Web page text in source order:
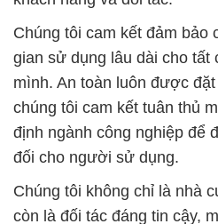
Chúng tôi cam kết đảm bảo
gian sử dụng lâu dài cho tất
mình. An toàn luôn được
chúng tôi cam kết tuân thủ
định ngành công nghiệp để
đối cho người sử dụng.
Chúng tôi không chỉ là nhà
còn là đối tác đáng tin cậy,